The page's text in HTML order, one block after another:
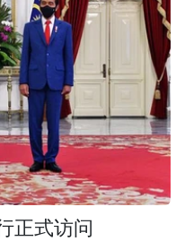
正式访问